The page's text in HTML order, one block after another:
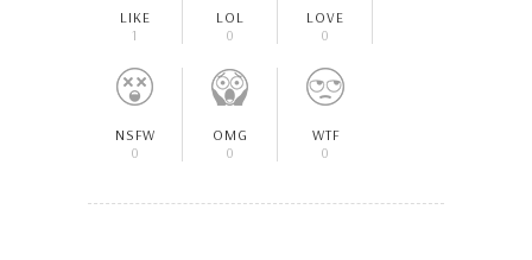
LIKE
1
LOL
0
LOVE
0
NSFW
0
OMG
0
WTF
0